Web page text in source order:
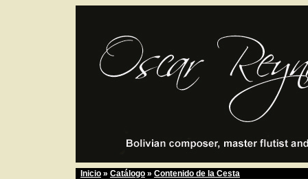
Inicio » Catálogo » Contenido de la Cesta